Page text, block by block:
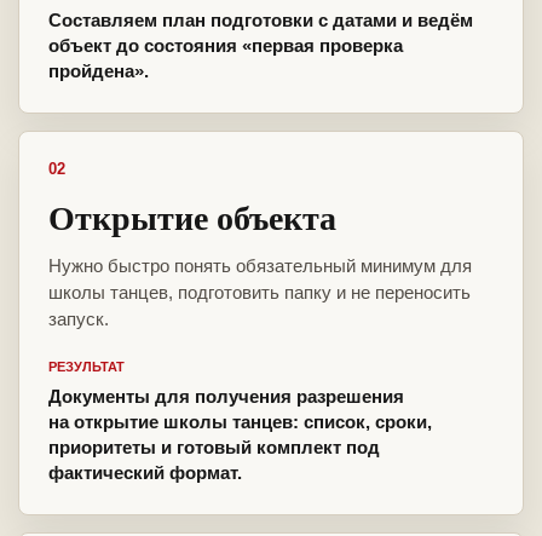
Составляем план подготовки с датами и ведём
объект до состояния «первая проверка
пройдена».
02
Открытие объекта
Нужно быстро понять обязательный минимум для
школы танцев, подготовить папку и не переносить
запуск.
РЕЗУЛЬТАТ
Документы для получения разрешения
на открытие школы танцев: список, сроки,
приоритеты и готовый комплект под
фактический формат.